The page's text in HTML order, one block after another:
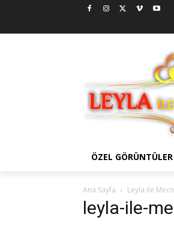
ÖZEL GÖRÜNTÜLER
Ana Sayfa Leyla ile
leyla-ile-